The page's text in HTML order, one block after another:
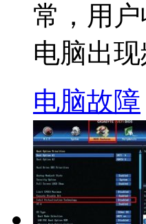
常，用
电脑出
电脑故障